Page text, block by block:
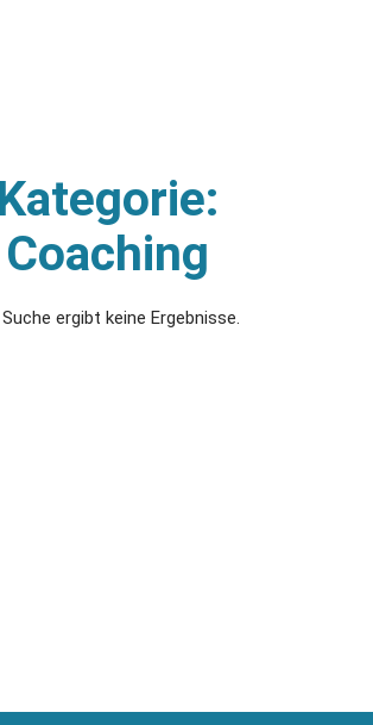
Kategorie:
Coaching
Suche ergibt keine Ergebnisse.